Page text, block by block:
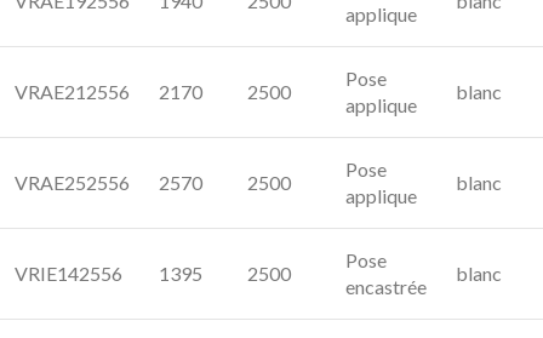
applique
VRAE212556 2170 2500
Pose
applique
blanc
VRAE252556 2570 2500
Pose
applique
blanc
VRIE142556 1395 2500
Pose
encastrée
blanc